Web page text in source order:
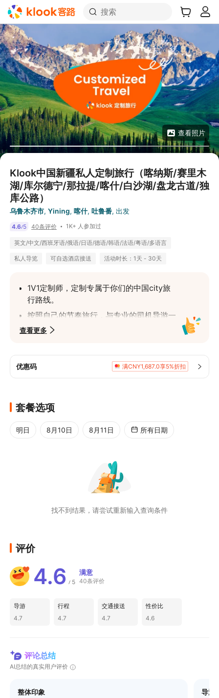
搜索
查看照片
Klook中国新疆私人定制旅行（喀纳斯/赛里木
湖/库尔德宁/那拉提/喀什/白沙湖/盘龙古道/独
库公路）
乌鲁木齐市, Yining, 喀什, 吐鲁番, 出发
4.6/5 40条评价 1K+ 人参加过
英文/中文/西班牙语/俄语/日语/德语/韩语/法语/粤语/多语言
私人导览 可自选酒店接送 活动时长：1天 - 30天
1V1定制师，定制专属于你们的中国city旅
行路线。
按照自己的节奏旅行，与专业的司机导游一
起中国大陆的风景名胜和标志性景点。
好精准制定计划。
查看更多
优惠码 满CNY1,687.0享5%折扣
套餐选项
明日 8月10日 8月11日 所有日期
找不到结果，请尝试重新输入查询条件
评价
4.6 / 5
满意
40条评价
导游
4.7
行程
4.7
交通接送
4.7
性价比
4.6
评论总结
AI总结的真实用户评价
整体印象
导游